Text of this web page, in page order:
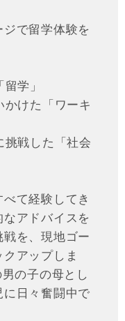
で留学体験を
学」
かけた「ワーキ
挑戦した「社会
て経験してき
アドバイスを
を、現地ゴー
アップしま
の子の母とし
日々奮闘中で